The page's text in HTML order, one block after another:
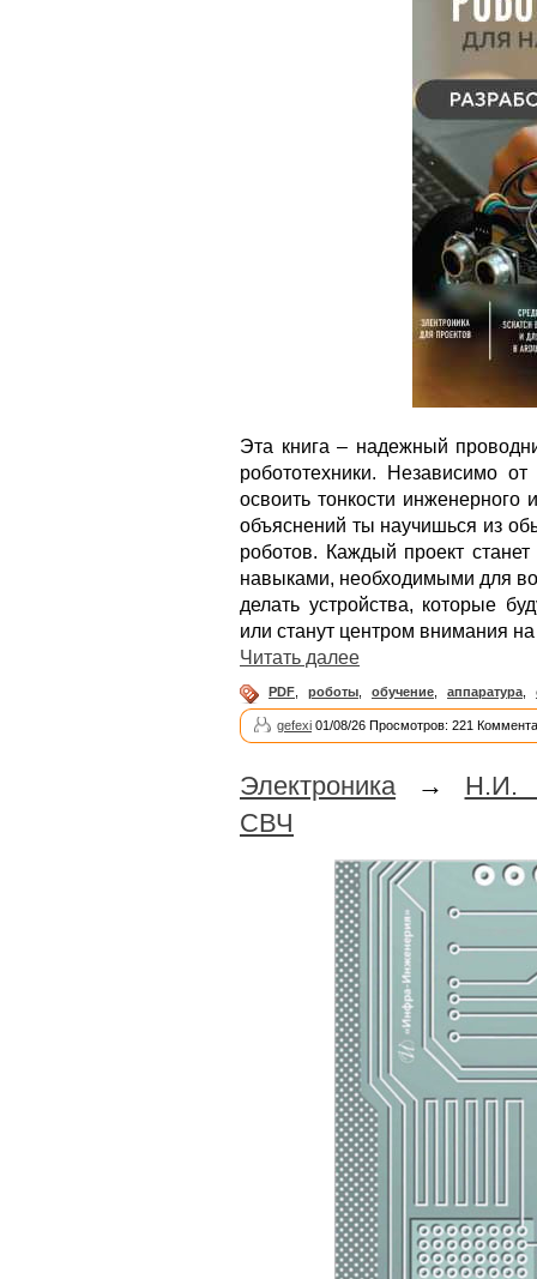
Эта книга – надежный
робототехники. Независимо
освоить тонкости
объяснений ты научишься из
роботов. Каждый проект
навыками, необходимыми для
делать устройства, которые
или станут центром внимания
Читать далее
PDF, роботы, обучение, аппаратура,
gefexi 01/08/26 Просмотров: 221
Электроника → Н.И.
СВЧ